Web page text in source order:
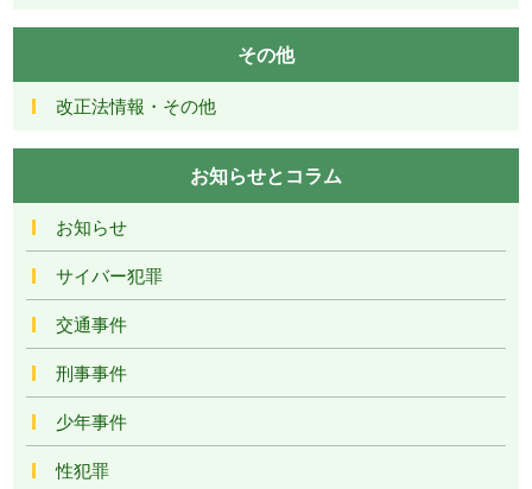
その他
改正法情報・その他
お知らせとコラム
お知らせ
サイバー犯罪
交通事件
刑事事件
少年事件
性犯罪